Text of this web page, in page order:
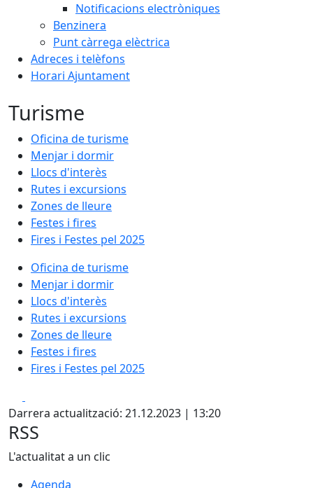
Notificacions electròniques
Benzinera
Punt càrrega elèctrica
Adreces i telèfons
Horari Ajuntament
Turisme
Oficina de turisme
Menjar i dormir
Llocs d'interès
Rutes i excursions
Zones de lleure
Festes i fires
Fires i Festes pel 2025
Oficina de turisme
Menjar i dormir
Llocs d'interès
Rutes i excursions
Zones de lleure
Festes i fires
Fires i Festes pel 2025
Darrera actualització: 21.12.2023 | 13:20
RSS
L'actualitat a un clic
Agenda